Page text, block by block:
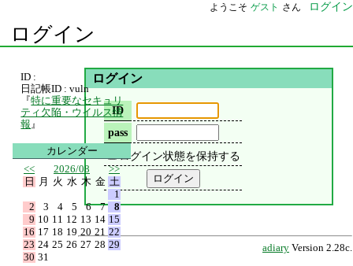
ようこそ ゲスト さん ログイン
ログイン
ログイン
ID
pass
ログイン状態を保持する
adiary Version 2.28c.
ID :
日記帳ID : vuln
『特に重要なセキュリ
ティ欠陥・ウイルス情
報 』
カレンダー
<<
2026/08
>>
日
月 火 水 木 金 土
1
2
3 4 5 6 7
8
9 10 11 12 13 14 15
16 17 18 19 20 21 22
23 24 25 26 27 28 29
30 31